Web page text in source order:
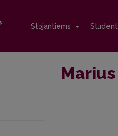
Stojantiems